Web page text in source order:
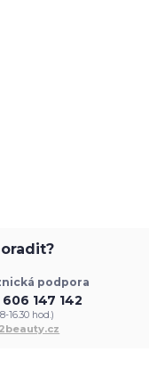
podpora
147 142
16.30 hod.)